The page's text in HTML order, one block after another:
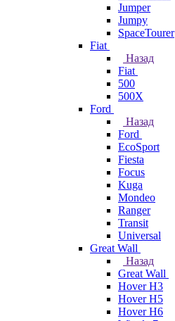
Jumper
Jumpy
SpaceTourer
Fiat
Назад
Fiat
500
500X
Ford
Назад
Ford
EcoSport
Fiesta
Focus
Kuga
Mondeo
Ranger
Transit
Universal
Great Wall
Назад
Great Wall
Hover H3
Hover H5
Hover H6